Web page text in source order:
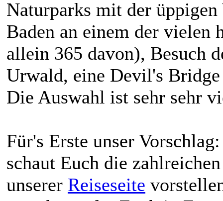
Naturparks mit der
Baden an einem der vielen
allein 365 davon), Besuch
Urwald, eine Devil's Bridge
Die Auswahl ist sehr sehr
Für's Erste unser Vorschlag:
schaut Euch die
unserer Reiseseite